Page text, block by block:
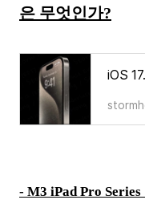
은 무엇인가?
- M3 iPad Pro